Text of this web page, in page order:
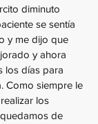
diminuto
se sentía
y me dijo que
y ahora
los días para
Como siempre le
los
de